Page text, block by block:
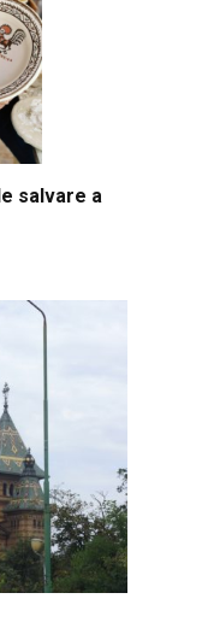
salvare a